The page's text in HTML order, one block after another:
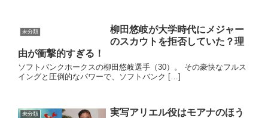
未分類
柳田悠岐が大学時代にメジャー
のスカウトを拒否していた？理
由が衝撃的すぎる！
ソフトバンクホークスの柳田悠岐選手（30）。 その豪快なフルス
イングと圧倒的なパワーで、ソフトバンク […]
未分類
実写アリエル役はモアナのほう